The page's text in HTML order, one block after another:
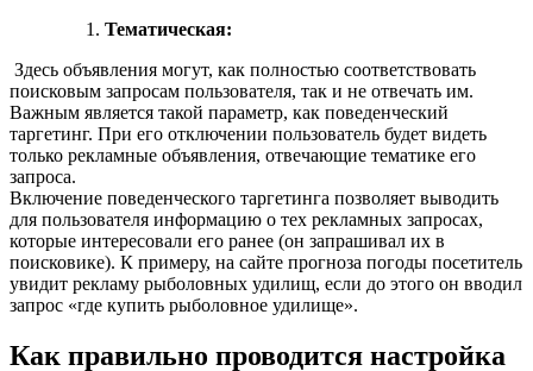
Тематическая:
Здесь объявления могут, как полностью соответствовать
поисковым запросам пользователя, так и не отвечать им.
Важным является такой параметр, как поведенческий
таргетинг. При его отключении пользователь будет видеть
только рекламные объявления, отвечающие тематике его
запроса.
Включение поведенческого таргетинга позволяет выводить
для пользователя информацию о тех рекламных запросах,
которые интересовали его ранее (он запрашивал их в
поисковике). К примеру, на сайте прогноза погоды посетитель
увидит рекламу рыболовных удилищ, если до этого он вводил
запрос «где купить рыболовное удилище».
Как правильно проводится настройка